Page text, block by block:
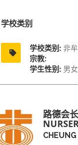
学校类别
学校类别: 非
宗教:
学生性别: 男女
路德会